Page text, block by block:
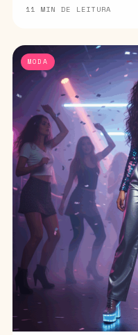
11 MIN DE LEITURA
MODA